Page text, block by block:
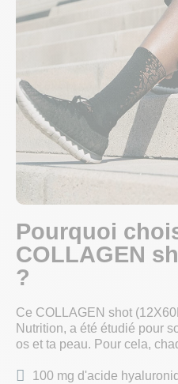
Pourquoi
COLLAGEN
?
Ce COLLAGEN shot
Nutrition, a été étudié pour
os et ta peau. Pour cela,
100 mg d'acide